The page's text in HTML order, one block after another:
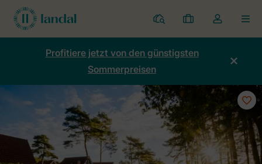
Ferienparks
Meine
Buchungen
Dropdown-
Menü
Kontos
Profitiere jetzt von den günstigsten
Sommerpreisen